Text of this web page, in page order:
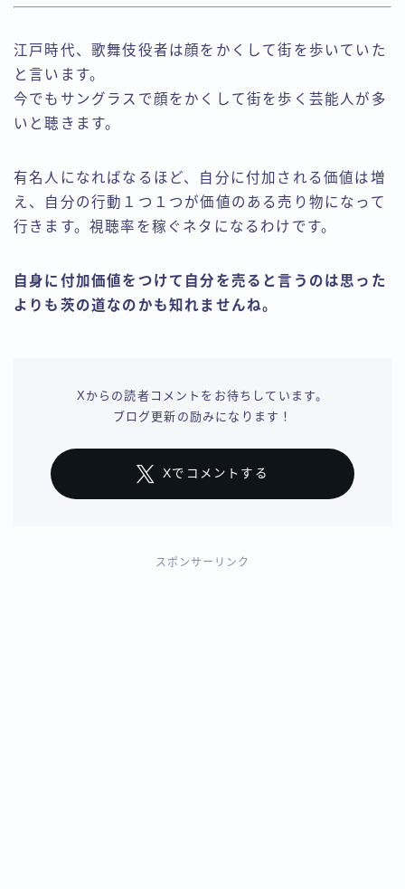
江戸時代、歌舞伎役者は顔をかくして街を歩いていた
と言います。
今でもサングラスで顔をかくして街を歩く芸能人が多
いと聴きます。
有名人になればなるほど、自分に付加される価値は増
え、自分の行動１つ１つが価値のある売り物になって
行きます。視聴率を稼ぐネタになるわけです。
自身に付加価値をつけて自分を売ると言うのは思った
よりも茨の道なのかも知れませんね。
Xからの読者コメントをお待ちしています。
ブログ更新の励みになります！
Xでコメントする
スポンサーリンク